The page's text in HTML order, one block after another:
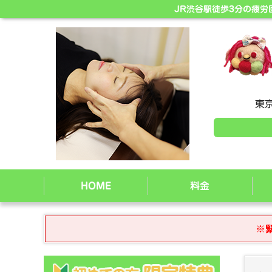
JR渋谷駅徒歩3分の疲労
東
HOME 料金
※